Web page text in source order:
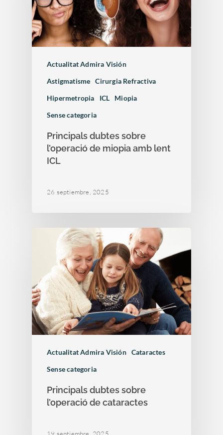
Actualitat Admira Visión
Astigmatisme
Cirurgia Refractiva
Hipermetropia
ICL
Miopia
Sense categoria
Principals dubtes sobre
l’operació de miopia amb lent
ICL
26 septiembre, 2025
Actualitat Admira Visión Cataractes
Sense categoria
Principals dubtes sobre
l’operació de cataractes